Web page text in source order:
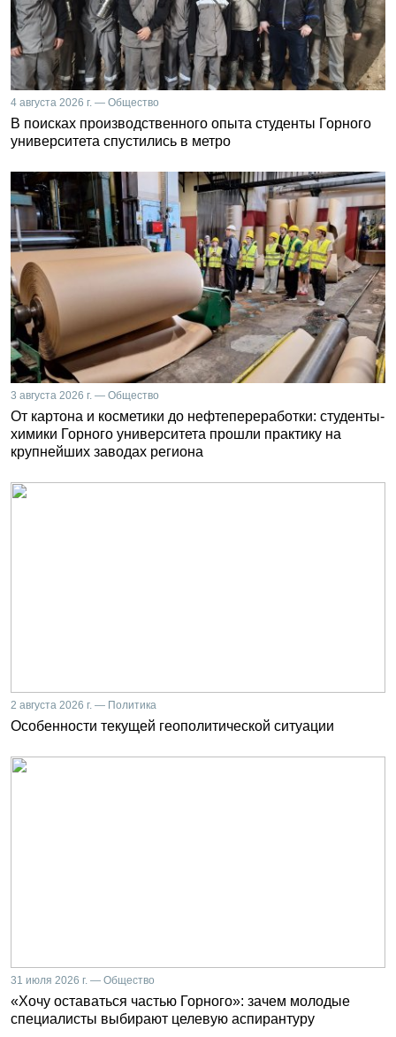
4 августа 2026 г. — Общество
В поисках производственного опыта студенты Горного
университета спустились в метро
3 августа 2026 г. — Общество
От картона и косметики до нефтепереработки: студенты-
химики Горного университета прошли практику на
крупнейших заводах региона
2 августа 2026 г. — Политика
Особенности текущей геополитической ситуации
31 июля 2026 г. — Общество
«Хочу оставаться частью Горного»: зачем молодые
специалисты выбирают целевую аспирантуру